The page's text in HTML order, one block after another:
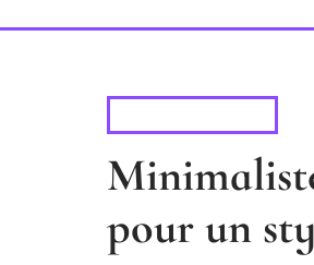
pour un